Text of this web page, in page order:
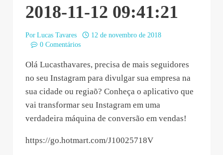
2018-11-12 09:41:21
Por Lucas Tavares
12 de novembro de 2018
0 Comentários
Olá Lucasthavares, precisa de mais seguidores
no seu Instagram para divulgar sua empresa na
sua cidade ou regiaõ? Conheça o aplicativo que
vai transformar seu Instagram em uma
verdadeira máquina de conversão em vendas!
https://go.hotmart.com/J10025718V